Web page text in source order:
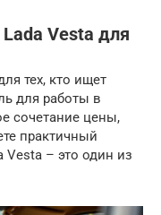
Vesta для
тех, кто ищет
для работы в
сочетание цены,
практичный
Vesta – это один из